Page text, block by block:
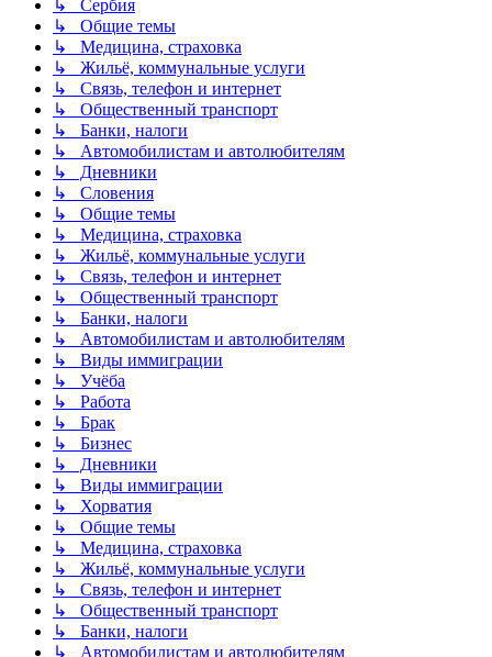
↳ Сербия
↳ Общие темы
↳ Медицина, страховка
↳ Жильё, коммунальные услуги
↳ Связь, телефон и интернет
↳ Общественный транспорт
↳ Банки, налоги
↳ Автомобилистам и автолюбителям
↳ Дневники
↳ Словения
↳ Общие темы
↳ Медицина, страховка
↳ Жильё, коммунальные услуги
↳ Связь, телефон и интернет
↳ Общественный транспорт
↳ Банки, налоги
↳ Автомобилистам и автолюбителям
↳ Виды иммиграции
↳ Учёба
↳ Работа
↳ Брак
↳ Бизнес
↳ Дневники
↳ Виды иммиграции
↳ Хорватия
↳ Общие темы
↳ Медицина, страховка
↳ Жильё, коммунальные услуги
↳ Связь, телефон и интернет
↳ Общественный транспорт
↳ Банки, налоги
↳ Автомобилистам и автолюбителям